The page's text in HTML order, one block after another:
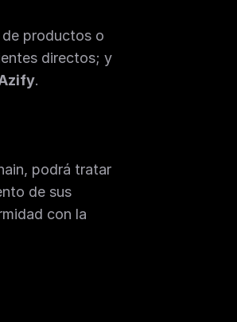
productos o
directos; y
.
podrá tratar
de sus
con la